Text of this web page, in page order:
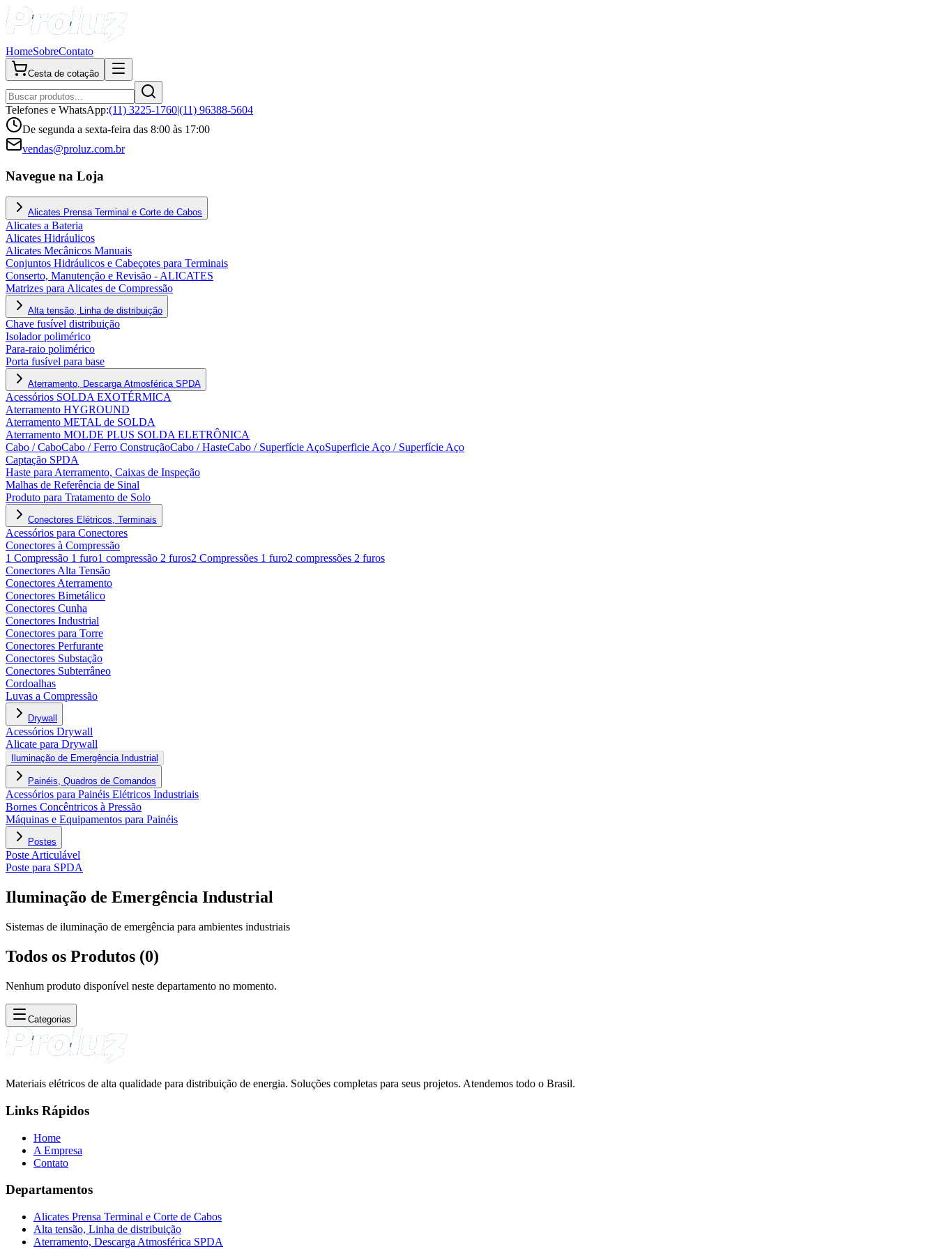
HomeSobreContato
Cesta de cotação
Telefones e WhatsApp:(11) 3225-1760|(11) 96388-5604
De segunda a sexta-feira das 8:00 às 17:00
vendas@proluz.com.br
Navegue na Loja
Alicates Prensa Terminal e Corte de Cabos
Alicates a Bateria
Alicates Hidráulicos
Alicates Mecânicos Manuais
Conjuntos Hidráulicos e Cabeçotes para Terminais
Conserto, Manutenção e Revisão - ALICATES
Matrizes para Alicates de Compressão
Alta tensão, Linha de distribuição
Chave fusível distribuição
Isolador polimérico
Para-raio polimérico
Porta fusível para base
Aterramento, Descarga Atmosférica SPDA
Acessórios SOLDA EXOTÉRMICA
Aterramento HYGROUND
Aterramento METAL de SOLDA
Aterramento MOLDE PLUS SOLDA ELETRÔNICA
Cabo / CaboCabo / Ferro ConstruçãoCabo / HasteCabo / Superfície AçoSuperficie Aço / Superfície Aço
Captação SPDA
Haste para Aterramento, Caixas de Inspeção
Malhas de Referência de Sinal
Produto para Tratamento de Solo
Conectores Elétricos, Terminais
Acessórios para Conectores
Conectores à Compressão
1 Compressão 1 furo1 compressão 2 furos2 Compressões 1 furo2 compressões 2 furos
Conectores Alta Tensão
Conectores Aterramento
Conectores Bimetálico
Conectores Cunha
Conectores Industrial
Conectores para Torre
Conectores Perfurante
Conectores Substação
Conectores Subterrâneo
Cordoalhas
Luvas a Compressão
Drywall
Acessórios Drywall
Alicate para Drywall
Iluminação de Emergência Industrial
Painéis, Quadros de Comandos
Acessórios para Painéis Elétricos Industriais
Bornes Concêntricos à Pressão
Máquinas e Equipamentos para Painéis
Postes
Poste Articulável
Poste para SPDA
Iluminação de Emergência Industrial
Sistemas de iluminação de emergência para ambientes industriais
Todos os Produtos (0)
Nenhum produto disponível neste departamento no momento.
Categorias
Materiais elétricos de alta qualidade para distribuição de energia. Soluções completas para seus projetos. Atendemos todo o Brasil.
Links Rápidos
Home
A Empresa
Contato
Departamentos
Alicates Prensa Terminal e Corte de Cabos
Alta tensão, Linha de distribuição
Aterramento, Descarga Atmosférica SPDA